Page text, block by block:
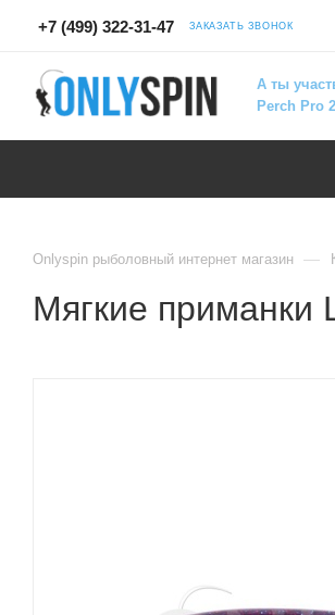
+7 (499) 322-31-47 ЗАКАЗАТЬ ЗВОНОК
А ты
Perch Pro
Onlyspin рыболовный интернет магазин —
Мягкие приманки